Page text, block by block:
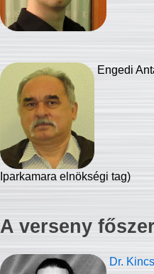
Engedi
Iparkamara elnökségi tag)
A verseny
Dr.